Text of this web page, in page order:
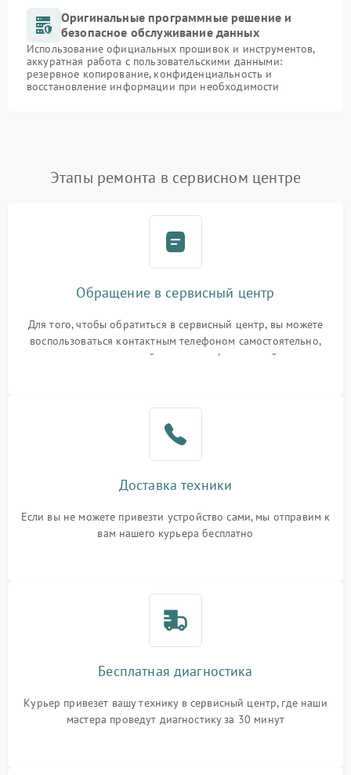
Оригинальные программные решение и
безопасное обслуживание данных
Использование официальных прошивок и инструментов,
аккуратная работа с пользовательскими данными:
резервное копирование, конфиденциальность и
восстановление информации при необходимости
Этапы ремонта в сервисном центре
Обращение в сервисный центр
Для того, чтобы обратиться в сервисный центр, вы можете
воспользоваться контактным телефоном самостоятельно,
или оставить свой номер телефона на сайте
Доставка техники
Если вы не можете привезти устройство сами, мы отправим к
вам нашего курьера бесплатно
Бесплатная диагностика
Курьер привезет вашу технику в сервисный центр, где наши
мастера проведут диагностику за 30 минут